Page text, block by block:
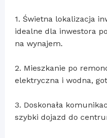
1. Świetna lokalizacja
idealne dla inwestora
na wynajem.
2. Mieszkanie po
elektryczna i wodna,
3. Doskonała
szybki dojazd do